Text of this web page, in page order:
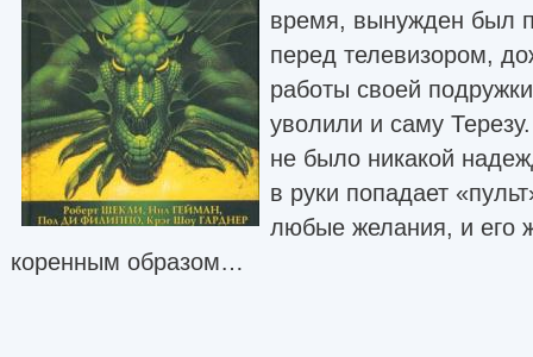
время, вынужден был
перед телевизором,
работы своей
уволили и саму
не было никакой
в руки попадает
любые желания, и его
коренным образом…